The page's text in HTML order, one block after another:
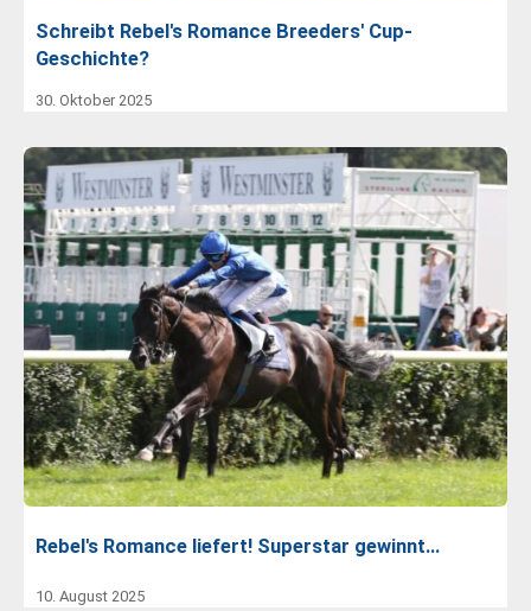
Schreibt Rebel's Romance Breeders' Cup-
Geschichte?
30. Oktober 2025
Rebel's Romance liefert! Superstar gewinnt…
10. August 2025